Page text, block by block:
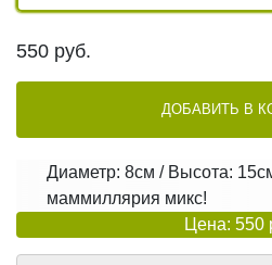
550 руб.
ДОБАВИТЬ В
Диаметр: 8см / Высота:
маммиллярия микс!
Цена: 550